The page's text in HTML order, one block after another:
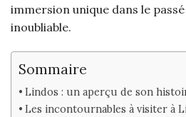
immersion unique dans le
inoubliable.
Sommaire
Lindos : un aperçu de son
Les incontournables à visiter à